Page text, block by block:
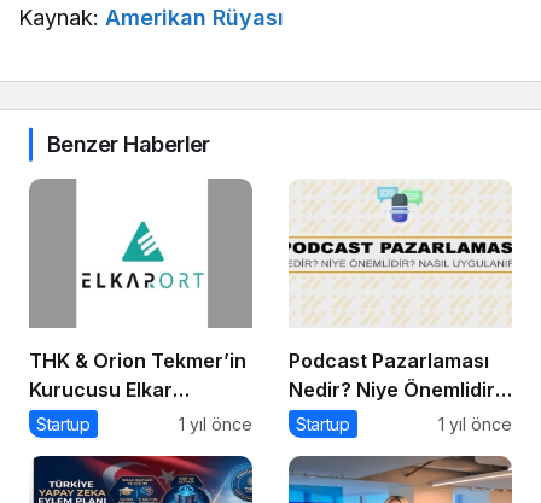
Kaynak:Amerikan Rüyası
Benzer Haberler
THK & Orion Tekmer’in
Kurucusu Elkar
Port’tan Savunma
Electronics’e Stratejik
Startup 1 yıl önce
Podcast Pazarlaması
Nedir? Niye Önemlidir?
Podcast Pazarlaması
Startup 1 yıl önce